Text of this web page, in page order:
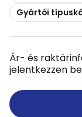
Másolás
Gyártói
Ár- és
jelentkezzen